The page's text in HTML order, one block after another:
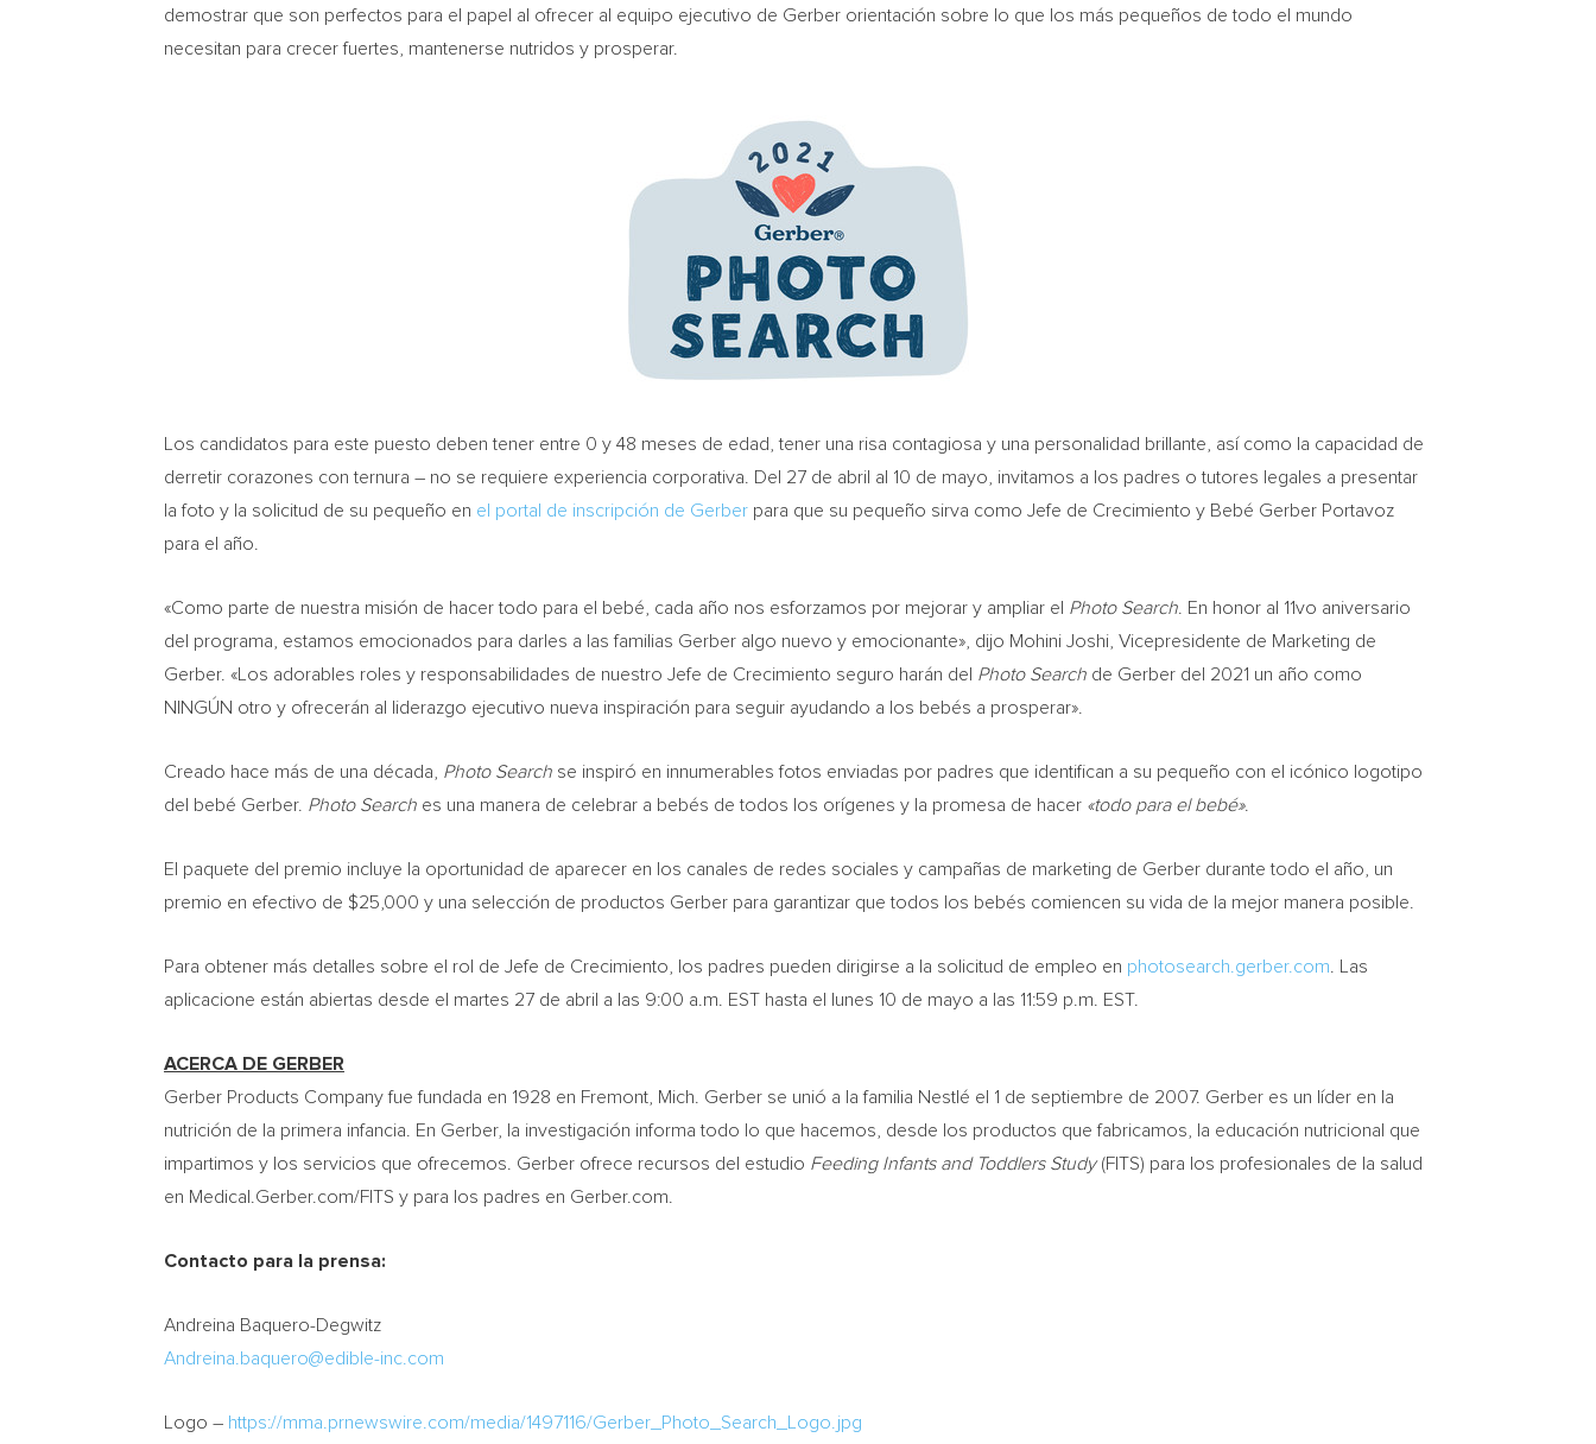
demostrar que son perfectos para el papel al ofrecer al equipo ejecutivo de Gerber orientación sobre lo que los más pequeños de todo el mundo
necesitan para crecer fuertes, mantenerse nutridos y prosperar.
Los candidatos para este puesto deben tener entre 0 y 48 meses de edad, tener una risa contagiosa y una personalidad brillante, así como la capacidad de
derretir corazones con ternura – no se requiere experiencia corporativa. Del 27 de abril al 10 de mayo, invitamos a los padres o tutores legales a presentar
la foto y la solicitud de su pequeño en el portal de inscripción de Gerber para que su pequeño sirva como Jefe de Crecimiento y Bebé Gerber Portavoz
para el año.
«Como parte de nuestra misión de hacer todo para el bebé, cada año nos esforzamos por mejorar y ampliar el Photo Search . En honor al 11vo aniversario
del programa, estamos emocionados para darles a las familias Gerber algo nuevo y emocionante», dijo Mohini Joshi , Vicepresidente de Marketing de
Gerber. «Los adorables roles y responsabilidades de nuestro Jefe de Crecimiento seguro harán del Photo Search de Gerber del 2021 un año como
NINGÚN otro y ofrecerán al liderazgo ejecutivo nueva inspiración para seguir ayudando a los bebés a prosperar».
Creado hace más de una década, Photo Search se inspiró en innumerables fotos enviadas por padres que identifican a su pequeño con el icónico logotipo
del bebé Gerber. Photo Search es una manera de celebrar a bebés de todos los orígenes y la promesa de hacer «todo para el bebé».
El paquete del premio incluye la oportunidad de aparecer en los canales de redes sociales y campañas de marketing de Gerber durante todo el año, un
premio en efectivo de $25,000 y una selección de productos Gerber para garantizar que todos los bebés comiencen su vida de la mejor manera posible.
Para obtener más detalles sobre el rol de Jefe de Crecimiento, los padres pueden dirigirse a la solicitud de empleo en photosearch.gerber.com . Las
aplicacione están abiertas desde el martes 27 de abril a las 9:00 a.m. EST hasta el lunes 10 de mayo a las 11:59 p.m. EST.
ACERCA DE GERBER
Gerber Products Company fue fundada en 1928 en Fremont, Mich.
Gerber se unió a la familia Nestlé el 1 de septiembre de 2007. Gerber es un líder en la
nutrición de la primera infancia. En Gerber, la investigación informa todo lo que hacemos, desde los productos que fabricamos, la educación nutricional que
impartimos y los servicios que ofrecemos. Gerber ofrece recursos del estudio Feeding Infants and Toddlers Study(FITS) para los profesionales de la salud
en Medical.Gerber.com/FITS y para los padres en Gerber.com.
Contacto para la prensa:
Andreina Baquero-Degwitz
Andreina.baquero@edible-inc.com
Logo – https://mma.prnewswire.com/media/1497116/Gerber_Photo_Search_Logo.jpg